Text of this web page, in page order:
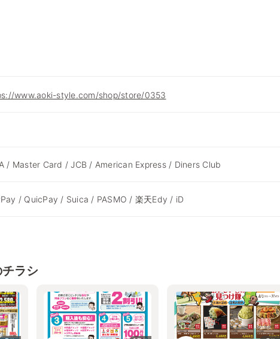
www.aoki-style.com/shop/store/0353
/ Master Card / JCB / American Express / Diners Club
/ QuicPay / Suica / PASMO / 楽天Edy / iD
ラシ